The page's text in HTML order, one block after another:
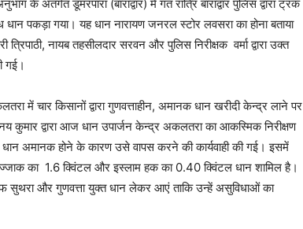
के अंतर्गत डूमरपारा (बाराद्वार) में गत रात्रि बाराद्वार पुलिस द्वारा ट्रक
पकड़ा गया। यह धान नारायण जनरल स्टोर लवसरा का होना बताया
नायब तहसीलदार सरवन और पुलिस निरीक्षक वर्मा द्वारा उक्त
गई।
में चार किसानों द्वारा गुणवत्ताहीन, अमानक धान खरीदी केन्द्र लाने पर
कुमार द्वारा आज धान उपार्जन केन्द्र अकलतरा का आकस्मिक निरीक्षण
धान अमानक होने के कारण उसे वापस करने की कार्यवाही की गई। इसमें
का 1.6 क्विंटल और इस्लाम हक का 0.40 क्विंटल धान शामिल है।
सुथरा और गुणवत्ता युक्त धान लेकर आएं ताकि उन्हें असुविधाओं का